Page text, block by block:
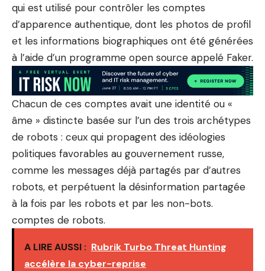
qui est utilisé pour contrôler les comptes
d’apparence authentique, dont les photos de profil
et les informations biographiques ont été générées
à l’aide d’un programme open source appelé Faker.
Chacun de ces comptes avait une identité ou «
âme » distincte basée sur l’un des trois archétypes
de robots : ceux qui propagent des idéologies
politiques favorables au gouvernement russe,
comme les messages déjà partagés par d’autres
robots, et perpétuent la désinformation partagée
à la fois par les robots et par les non-bots.
comptes de robots.
A LIRE AUSSI : Rubrik Turbo Threat Hunting
accélère la cyber-reprise